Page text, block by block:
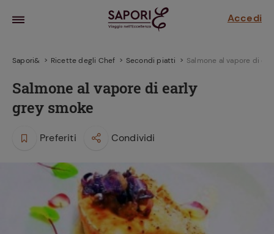
Accedi
sensi di
Sapori& Ricette degli Chef Secondi piatti Salmone al vapore di
Salmone al vapore di early
grey smoke
Preferiti Condividi